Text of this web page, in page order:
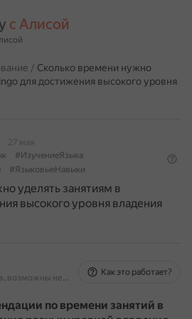
с Алисой
/ Сколько времени нужно
для достижения высокого уровня
27 мая
#ИзучениеЯзыка
#ЯзыковыеНавыки
уделять занятиям в
высокого уровня владения
На основе источников, возможны неточности
Как это работает?
по времени занятий в